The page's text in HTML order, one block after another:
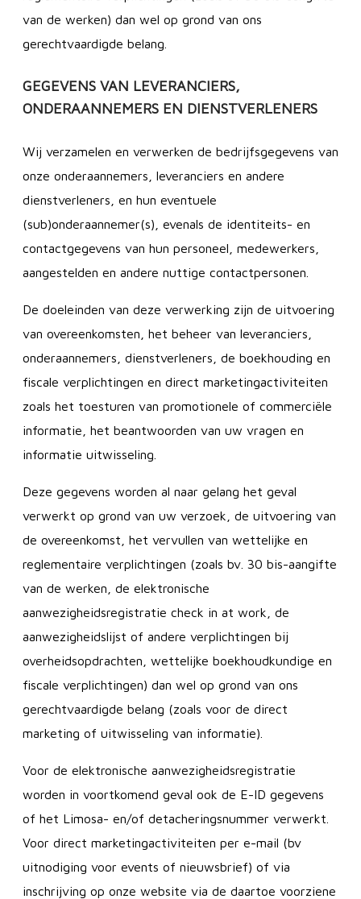
van de werken) dan wel op grond van ons
gerechtvaardigde belang.
GEGEVENS VAN LEVERANCIERS,
ONDERAANNEMERS EN DIENSTVERLENERS
Wij verzamelen en verwerken de bedrijfsgegevens van
onze onderaannemers, leveranciers en andere
dienstverleners, en hun eventuele
(sub)onderaannemer(s), evenals de identiteits- en
contactgegevens van hun personeel, medewerkers,
aangestelden en andere nuttige contactpersonen.
De doeleinden van deze verwerking zijn de uitvoering
van overeenkomsten, het beheer van leveranciers,
onderaannemers, dienstverleners, de boekhouding en
fiscale verplichtingen en direct marketingactiviteiten
zoals het toesturen van promotionele of commerciële
informatie, het beantwoorden van uw vragen en
informatie uitwisseling.
Deze gegevens worden al naar gelang het geval
verwerkt op grond van uw verzoek, de uitvoering van
de overeenkomst, het vervullen van wettelijke en
reglementaire verplichtingen (zoals bv. 30 bis-aangifte
van de werken, de elektronische
aanwezigheidsregistratie check in at work, de
aanwezigheidslijst of andere verplichtingen bij
overheidsopdrachten, wettelijke boekhoudkundige en
fiscale verplichtingen) dan wel op grond van ons
gerechtvaardigde belang (zoals voor de direct
marketing of uitwisseling van informatie).
Voor de elektronische aanwezigheidsregistratie
worden in voortkomend geval ook de E-ID gegevens
of het Limosa- en/of detacheringsnummer verwerkt.
Voor direct marketingactiviteiten per e-mail (bv
uitnodiging voor events of nieuwsbrief) of via
inschrijving op onze website via de daartoe voorziene